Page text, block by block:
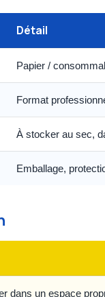
Détail
Papier /
Format
À stocker au sec,
Emballage,
dans un espace